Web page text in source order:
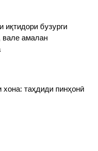
иқтидори бузурги
вале амалан
хона: таҳдиди пинҳонӣ